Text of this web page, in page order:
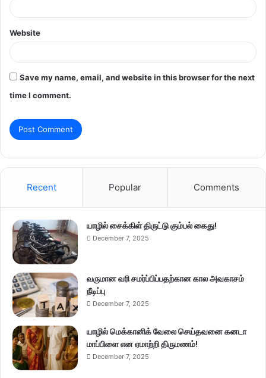
Website
Save my name, email, and website in this browser for the next
time I comment.
Recent Popular Comments
யாழில் சைக்கிள் திருட்டு கும்பல் கைது!
December 7, 2025
வருமான வரி சமர்ப்பிப்பதற்கான கால அவகாசம்
நீடிப்பு
December 7, 2025
யாழில் மெக்கானிக் வேலை செய்தவனை கனடா
மாப்பிளை என ஏமாற்றி திருமணம்!
December 7, 2025